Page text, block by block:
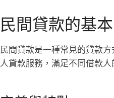
民間貸款的基
民間貸款是一種常見的貸款
人貸款服務，滿足不同借款人